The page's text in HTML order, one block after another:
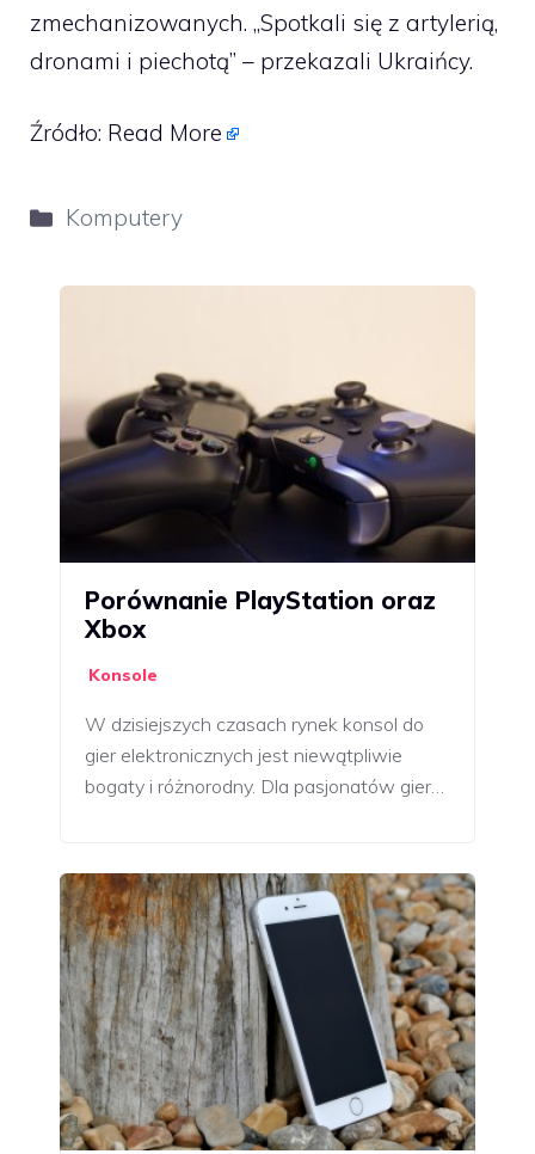
zmechanizowanych. „Spotkali się z artylerią,
dronami i piechotą” – przekazali Ukraińcy.
Źródło: Read More
Kategorie
Komputery
Porównanie PlayStation oraz
Xbox
Konsole
W dzisiejszych czasach rynek konsol do
gier elektronicznych jest niewątpliwie
bogaty i różnorodny. Dla pasjonatów gier…